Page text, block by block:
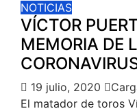
NOTICIAS
VÍCTOR
MEMORIA DE
19 julio, 2020
El matador de toros